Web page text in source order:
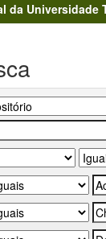
Universidade